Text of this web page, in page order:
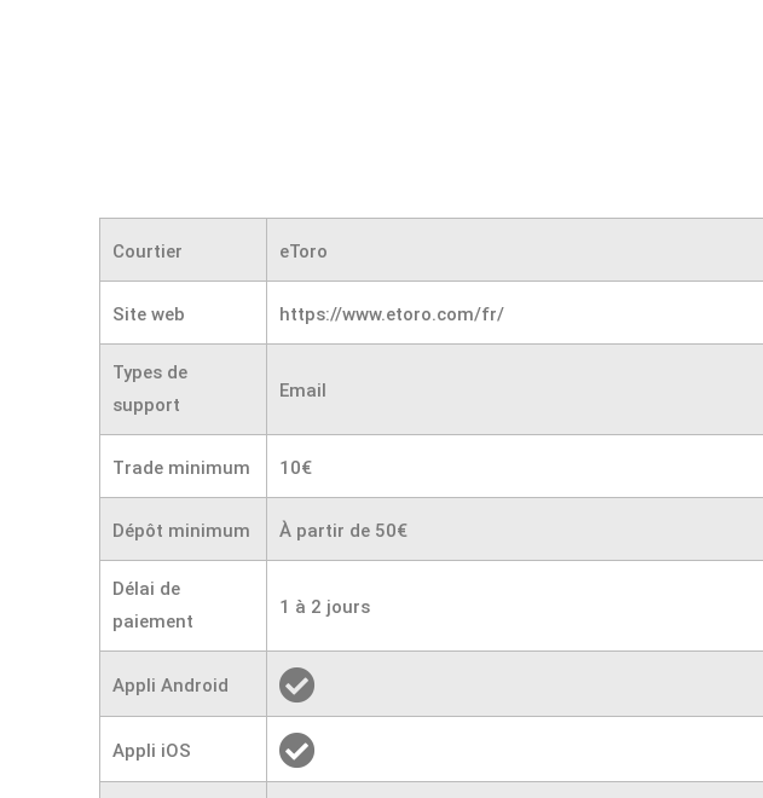
Courtier eToro
Site web https://www.etoro.com/fr/
Types de
support
Email
Trade minimum 10€
Dépôt minimum À partir de 50€
Délai de
paiement
1 à 2 jours
Appli Android
Appli iOS